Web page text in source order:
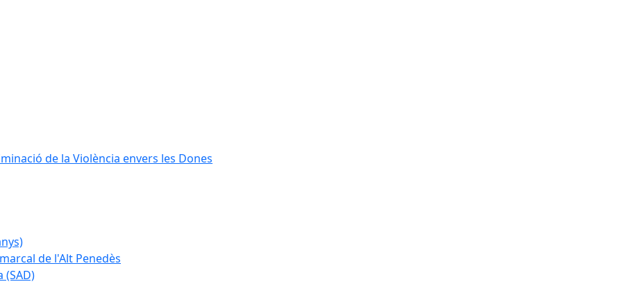
de la Violència envers les Dones
de l'Alt Penedès
(SAD)